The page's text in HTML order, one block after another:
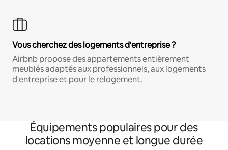
Vous cherchez des logements d'entreprise ?
Airbnb propose des appartements entièrement
meublés adaptés aux professionnels, aux logements
d'entreprise et pour le relogement.
Équipements populaires pour des
locations moyenne et longue durée